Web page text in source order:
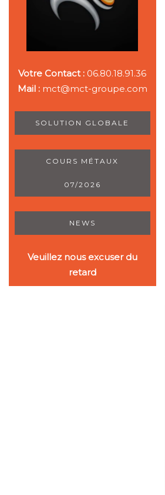
Votre Contact : 06.80.18.91.36
Mail : mct@mct-groupe.com
SOLUTION GLOBALE
COURS MÉTAUX
07/2026
NEWS
Veuillez nous excuser du
retard